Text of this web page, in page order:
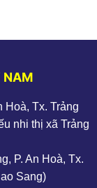
NAM
Hoà, Tx. Trảng
nhi thị xã Trảng
P. An Hoà, Tx.
Sang)